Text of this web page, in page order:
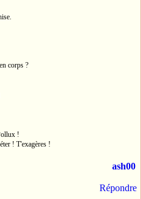
corps ?
!
! T'exagères !
ash00
Répondre